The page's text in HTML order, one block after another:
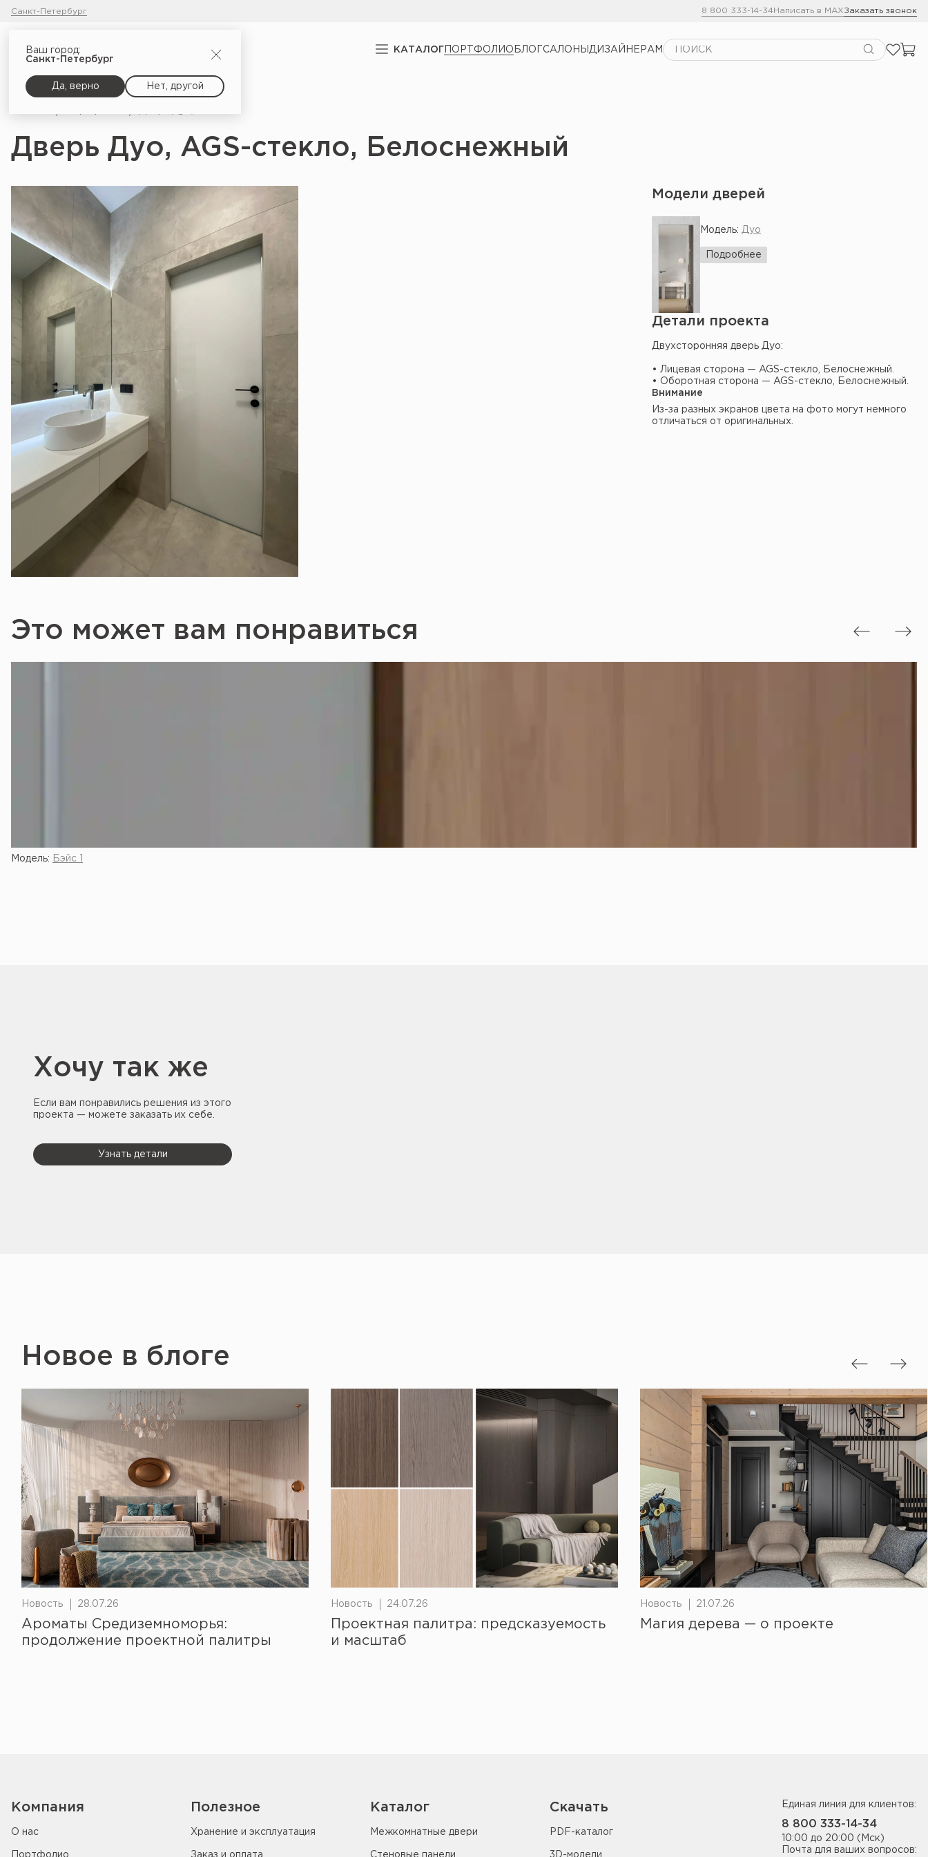
Санкт-Петербург 8 800 333-14-34Написать в MAXЗаказать звонок
КАТАЛОГ ПОРТФОЛИО БЛОГСАЛОНЫ ДИЗАЙНЕРАМ
Ваш город:
Санкт-Петербург
Да, верно Нет, другой
Дверь Дуо, AGS-стекло, Белоснежный
Модели дверей
Модель: Дуо
Подробнее
Детали проекта
Двухсторонняя дверь Дуо:
• Лицевая сторона — AGS-стекло, Белоснежный.
• Оборотная сторона — AGS-стекло, Белоснежный.
Внимание
Из-за разных экранов цвета на фото могут немного
отличаться от оригинальных.
Это может вам понравиться
Модель: Бэйс 1
Хочу так же
Если вам понравились решения из этого
проекта — можете заказать их себе.
Узнать детали
Новое в блоге
Новость 28.07.26
Ароматы Средиземноморья:
продолжение проектной палитры
Новость 24.07.26
Проектная палитра: предсказуемость
и масштаб
Новость 21.07.26
Магия дерева — о проекте
Компания
О нас
Портфолио
Полезное
Хранение и эксплуатация
Заказ и оплата
Каталог
Межкомнатные двери
Стеновые панели
Скачать
PDF-каталог
3D-модели
Единая линия для клиентов:
8 800 333-14-34
10:00 до 20:00 (Мск)
Почта для ваших вопросов: